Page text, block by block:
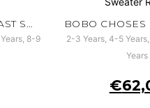
BOBO CHOSES BEAST SWEATER BEIGE
8-9
2-3 Years, 4-5
Years
€